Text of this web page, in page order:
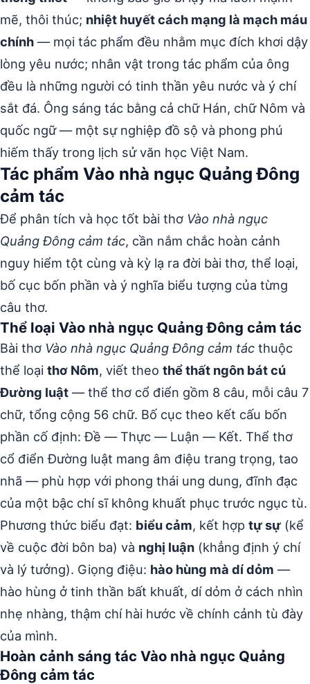
mẽ, thôi thúc; nhiệt huyết cách mạng là mạch máu
chính — mọi tác phẩm đều nhằm mục đích khơi dậy
lòng yêu nước; nhân vật trong tác phẩm của ông
đều là những người có tinh thần yêu nước và ý chí
sắt đá. Ông sáng tác bằng cả chữ Hán, chữ Nôm và
quốc ngữ — một sự nghiệp đồ sộ và phong phú
hiếm thấy trong lịch sử văn học Việt Nam.
Tác phẩm Vào nhà ngục Quảng Đông
cảm tác
Để phân tích và học tốt bài thơ Vào nhà ngục
Quảng Đông cảm tác, cần nắm chắc hoàn cảnh
nguy hiểm tột cùng và kỳ lạ ra đời bài thơ, thể loại,
bố cục bốn phần và ý nghĩa biểu tượng của từng
câu thơ.
Thể loại Vào nhà ngục Quảng Đông cảm tác
Bài thơ Vào nhà ngục Quảng Đông cảm tác thuộc
thể loại thơ Nôm, viết theo thể thất ngôn bát cú
Đường luật — thể thơ cổ điển gồm 8 câu, mỗi câu 7
chữ, tổng cộng 56 chữ. Bố cục theo kết cấu bốn
phần cố định: Đề — Thực — Luận — Kết. Thể thơ
cổ điển Đường luật mang âm điệu trang trọng, tao
nhã — phù hợp với phong thái ung dung, đĩnh đạc
của một bậc chí sĩ không khuất phục trước ngục tù.
Phương thức biểu đạt: biểu cảm, kết hợp tự sự (kể
về cuộc đời bôn ba) và nghị luận (khẳng định ý chí
và lý tưởng). Giọng điệu: hào hùng mà dí dỏm —
hào hùng ở tinh thần bất khuất, dí dỏm ở cách nhìn
nhẹ nhàng, thậm chí hài hước về chính cảnh tù đày
của mình.
Hoàn cảnh sáng tác Vào nhà ngục Quảng
Đông cảm tác